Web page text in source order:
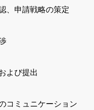
、申請戦略の策定
よび提出
コミュニケーション